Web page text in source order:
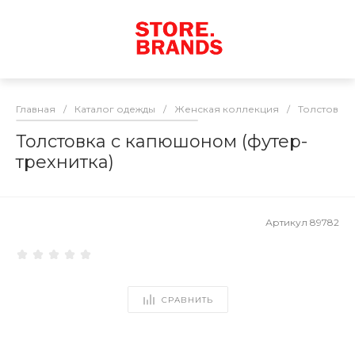
Главная / Каталог одежды / Женская коллекция / Толстовки
Толстовка с капюшоном (футер-
трехнитка)
Артикул 89782
СРАВНИТЬ